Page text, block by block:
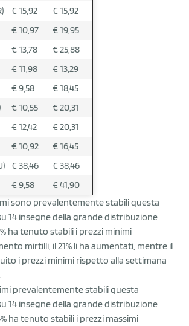
€ 15,92
€ 15,92
€ 10,97
€ 19,95
€ 13,78
€ 25,88
€ 11,98
€ 13,29
€ 9,58
€ 18,45
€ 10,55
€ 20,31
€ 12,42
€ 20,31
€ 10,92
€ 16,45
€ 38,46
€ 38,46
€ 9,58
€ 41,90
sono prevalentemente stabili questa
14 insegne della grande distribuzione
ha tenuto stabili i prezzi minimi
mirtilli, il 21% li ha aumentati, mentre il
i prezzi minimi rispetto alla settimana
prevalentemente stabili questa
14 insegne della grande distribuzione
ha tenuto stabili i prezzi massimi